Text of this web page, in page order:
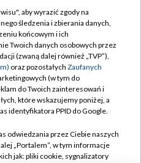
TVP
TVP
w TVP
TVP
zgody
reklamy
aby wyrazić zgody na
śledzenia i zbierania danych,
końcowym i ich
Twoich danych osobowych przez
(zwaną dalej również „TVP”),
oraz pozostałych Zaufanych
(w tym do
do Twoich zainteresowań i
które wskazujemy poniżej, a
identyfikatora PPID do Google.
odwiedzania przez Ciebie naszych
„Portalem”, w tym informacje
jak: pliki cookie, sygnalizatory